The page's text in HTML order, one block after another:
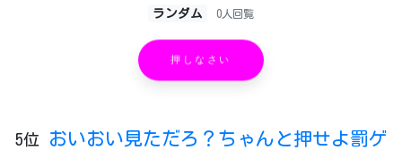
ランダム 0人回覧
押しなさい
5位
おいおい見ただろ？ちゃんと押せよ罰ゲ